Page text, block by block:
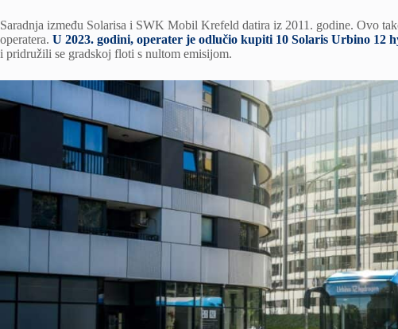
Saradnja između Solarisa i SWK Mobil Krefeld datira iz 2011. godine. Ovo
operatera. U 2023. godini, operater je odlučio kupiti 10 Solaris Urbino 12
i pridružili se gradskoj floti s nultom emisijom.